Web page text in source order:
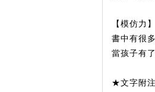
【模仿力】
書中有很
當孩子有
★文字附